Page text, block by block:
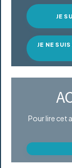
JE
JE NE
Pour lire cet